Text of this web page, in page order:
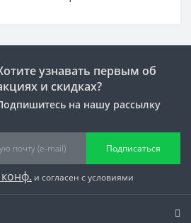
узнавать первым об
и скидках?
на нашу рассылку
Подписаться
и согласен с условиями